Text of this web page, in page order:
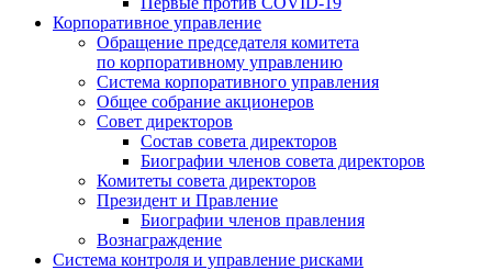
Корпоративное управление
Обращение председателя комитета
по корпоративному управлению
Система корпоративного управления
Общее собрание акционеров
Совет директоров
Состав совета директоров
Биографии членов совета директоров
Комитеты совета директоров
Президент и Правление
Биографии членов правления
Вознаграждение
Система контроля и управление рисками